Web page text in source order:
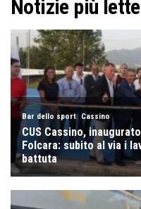
Notizie più lette